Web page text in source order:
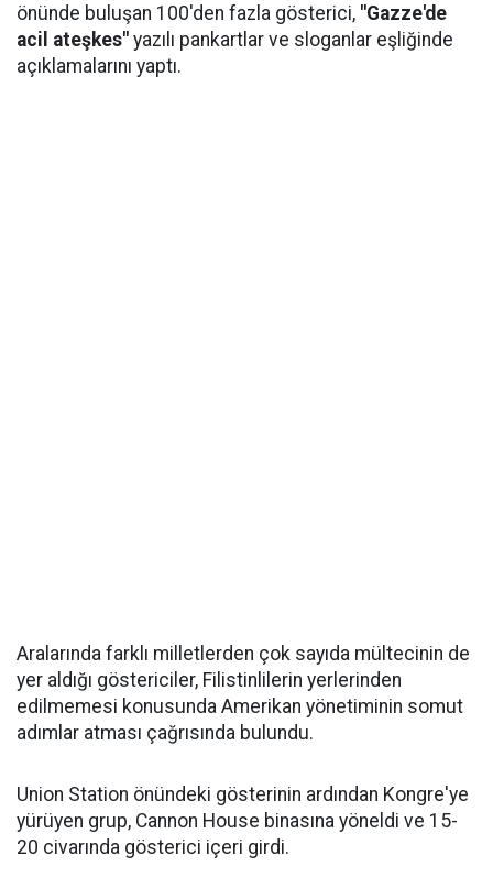
önünde buluşan 100'den fazla gösterici, "Gazze'de
acil ateşkes" yazılı pankartlar ve sloganlar eşliğinde
açıklamalarını yaptı.
Aralarında farklı milletlerden çok sayıda mültecinin de
yer aldığı göstericiler, Filistinlilerin yerlerinden
edilmemesi konusunda Amerikan yönetiminin somut
adımlar atması çağrısında bulundu.
Union Station önündeki gösterinin ardından Kongre'ye
yürüyen grup, Cannon House binasına yöneldi ve 15-
20 civarında gösterici içeri girdi.